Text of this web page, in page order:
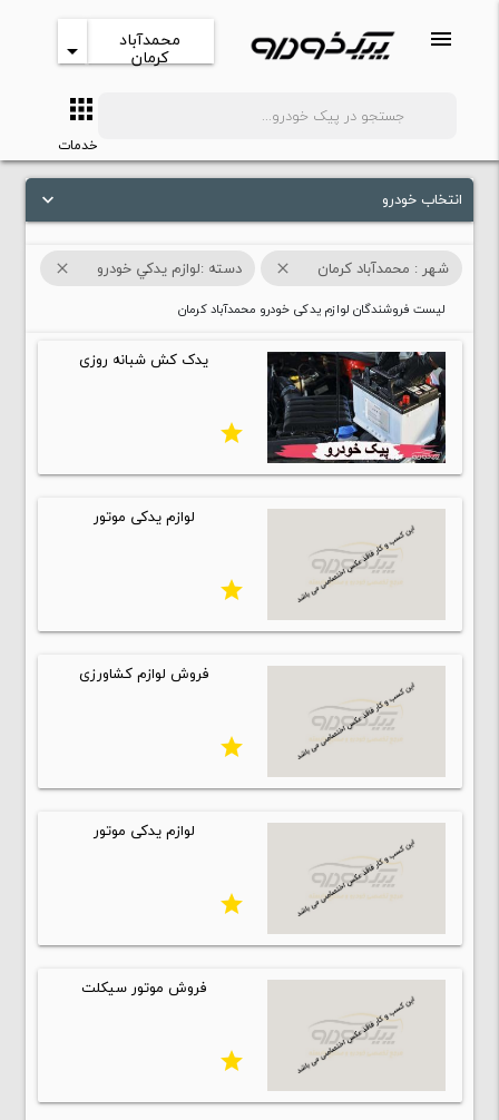
menu محمدآباد
کرمان arrow_drop_down
apps
خدمات
keyboard_arrow_down انتخاب خودرو
شهر : محمدآباد کرمان close دسته :لوازم يدکي خودرو close
لیست فروشندگان لوازم یدکی خودرو محمدآباد کرمان
یدک کش شبانه روزی
star
لوازم یدکی موتور
star
فروش لوازم کشاورزی
star
لوازم یدکی موتور
star
فروش موتور سیکلت
star